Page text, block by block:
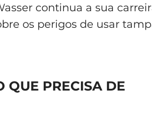
continua a sua
os perigos de usar
QUE PRECISA DE